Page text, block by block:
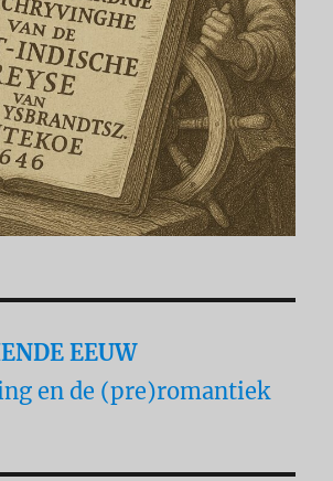
EEUW
en de (pre)romantiek